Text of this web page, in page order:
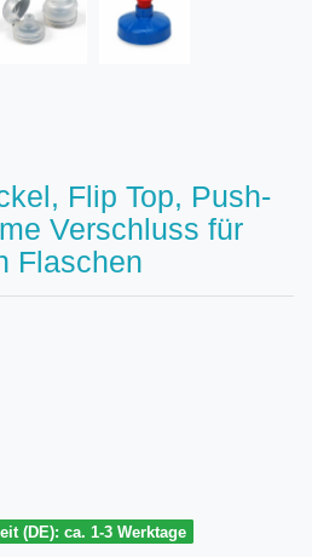
Flip Top, Push-
Verschluss für
Flaschen
(DE): ca. 1-3 Werktage